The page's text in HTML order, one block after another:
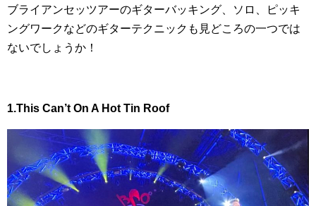
ブライアンセッツアーのギターバッキング、ソロ、ピッキ
ングワークなどのギターテクニックも見どころの一つでは
ないでしょうか！
1.This Can’t On A Hot Tin Roof